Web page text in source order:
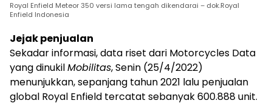
Royal Enfield Meteor 350 versi lama tengah dikendarai – dok.Royal
Enfield Indonesia
Jejak penjualan
Sekadar informasi, data riset dari Motorcycles Data
yang dinukilMobilitas, Senin (25/4/2022)
menunjukkan, sepanjang tahun 2021 lalu penjualan
global Royal Enfield tercatat sebanyak 600.888 unit.